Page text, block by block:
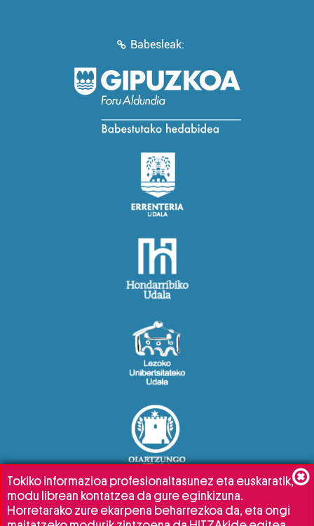
Babesleak:
Tokiko informazioa profesionaltasunez eta euskaratik,
modu librean kontatzea da gure eginkizuna.
Horretarako zure ekarpena beharrezkoa da, eta ongi